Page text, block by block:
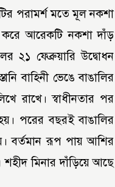
পরামর্শ মতে মূল নকশা
আরেকটি নকশা দাঁড়
২১ ফেব্রুয়ারি উদ্বোধন
বাহিনী ভেঙে বাঙালির
রাখে। স্বাধীনতার পর
পরের বছরই বাঙালির
বর্তমান রূপ পায় আশির
মিনার দাঁড়িয়ে আছে